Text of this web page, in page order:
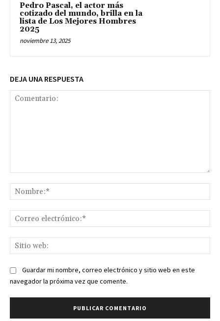
Pedro Pascal, el actor más
cotizado del mundo, brilla en la
lista de Los Mejores Hombres
2025
noviembre 13, 2025
DEJA UNA RESPUESTA
Guardar mi nombre, correo electrónico y sitio web en este
navegador la próxima vez que comente.